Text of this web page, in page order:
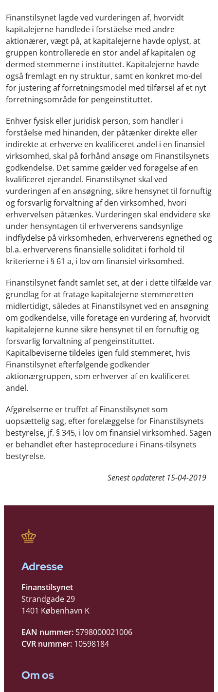
Finanstilsynet lagde ved vurderingen af, hvorvidt
kapitalejerne handlede i forståelse med andre
aktionærer, vægt på, at kapitalejerne havde oplyst, at
gruppen kontrollerede en stor andel af kapitalen og
dermed stemmerne i instituttet. Kapitalejerne havde
også fremlagt en ny struktur, samt en konkret mo-del
for justering af forretningsmodel med tilførsel af et nyt
forretningsområde for pengeinstituttet.
Enhver fysisk eller juridisk person, som handler i
forståelse med hinanden, der påtænker direkte eller
indirekte at erhverve en kvalificeret andel i en finansiel
virksomhed, skal på forhånd ansøge om Finanstilsynets
godkendelse. Det samme gælder ved forøgelse af en
kvalificeret ejerandel. Finanstilsynet skal ved
vurderingen af en ansøgning, sikre hensynet til fornuftig
og forsvarlig forvaltning af den virksomhed, hvori
erhvervelsen påtænkes. Vurderingen skal endvidere ske
under hensyntagen til erhververens sandsynlige
indflydelse på virksomheden, erhververens egnethed og
bl.a. erhververens finansielle soliditet i forhold til
kriterierne i § 61 a, i lov om finansiel virksomhed.
Finanstilsynet fandt samlet set, at der i dette tilfælde var
grundlag for at fratage kapitalejerne stemmeretten
midlertidigt, således at Finanstilsynet ved en ansøgning
om godkendelse, ville foretage en vurdering af, hvorvidt
kapitalejerne kunne sikre hensynet til en fornuftig og
forsvarlig forvaltning af pengeinstituttet.
Kapitalbeviserne tildeles igen fuld stemmeret, hvis
Finanstilsynet efterfølgende godkender
aktionærgruppen, som erhverver af en kvalificeret
andel.
Afgørelserne er truffet af Finanstilsynet som
uopsættelig sag, efter forelæggelse for Finanstilsynets
bestyrelse, jf. § 345, i lov om finansiel virksomhed. Sagen
er behandlet efter hasteprocedure i Finans-tilsynets
bestyrelse.
Senest opdateret 15-04-2019
Adresse
Finanstilsynet
Strandgade 29
1401 København K
EAN nummer: 5798000021006
CVR nummer: 10598184
Om os